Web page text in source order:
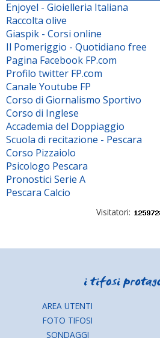
Enjoyel - Gioielleria Italiana
Raccolta olive
Giaspik - Corsi online
Il Pomeriggio - Quotidiano free
Pagina Facebook FP.com
Profilo twitter FP.com
Canale Youtube FP
Corso di Giornalismo Sportivo
Corso di Inglese
Accademia del Doppiaggio
Scuola di recitazione - Pescara
Corso Pizzaiolo
Psicologo Pescara
Pronostici Serie A
Pescara Calcio
Visitatori:
AREA UTENTI
FOTO TIFOSI
SONDAGGI